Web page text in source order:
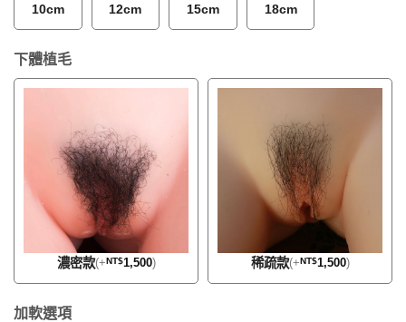
10cm 12cm 15cm 18cm
下體植毛
濃密款(+ NT$1,500) 稀疏款(+ NT$1,500)
加軟選項